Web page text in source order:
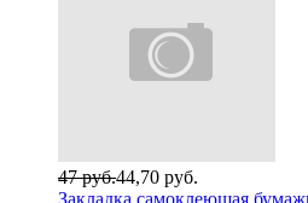
44,70 руб.
47 руб.
Закладка самоклеющая